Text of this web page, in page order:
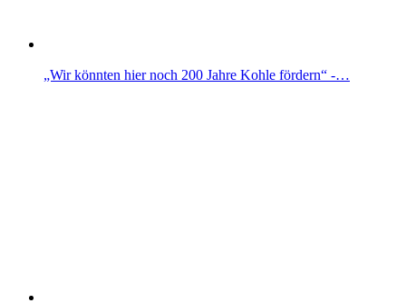
„Wir könnten hier noch 200 Jahre Kohle fördern“ -…